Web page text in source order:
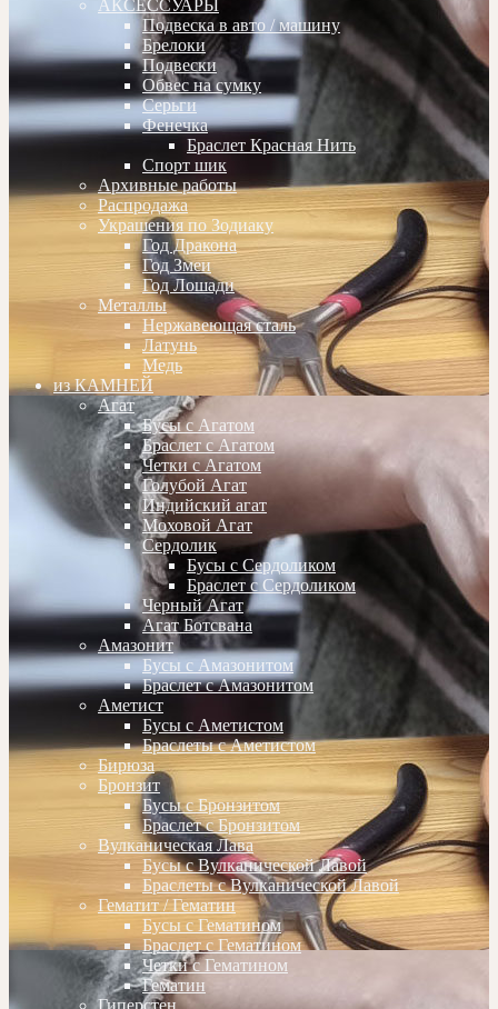
АКСЕССУАРЫ
Подвеска в авто / машину
Брелоки
Подвески
Обвес на сумку
Серьги
Фенечка
Браслет Красная Нить
Спорт шик
Архивные работы
Распродажа
Украшения по Зодиаку
Год Дракона
Год Змеи
Год Лошади
Металлы
Нержавеющая сталь
Латунь
Медь
из КАМНЕЙ
Агат
Бусы с Агатом
Браслет с Агатом
Четки с Агатом
Голубой Агат
Индийский агат
Моховой Агат
Сердолик
Бусы с Сердоликом
Браслет с Сердоликом
Черный Агат
Агат Ботсвана
Амазонит
Бусы с Амазонитом
Браслет с Амазонитом
Аметист
Бусы с Аметистом
Браслеты с Аметистом
Бирюза
Бронзит
Бусы с Бронзитом
Браслет с Бронзитом
Вулканическая Лава
Бусы с Вулканической Лавой
Браслеты с Вулканической Лавой
Гематит / Гематин
Бусы с Гематином
Браслет с Гематином
Четки с Гематином
Гематин
Гиперстен